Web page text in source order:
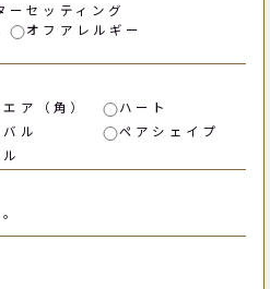
ーセッティング
オフアレルギー
ア（角）
ハート
ル
ペアシェイプ